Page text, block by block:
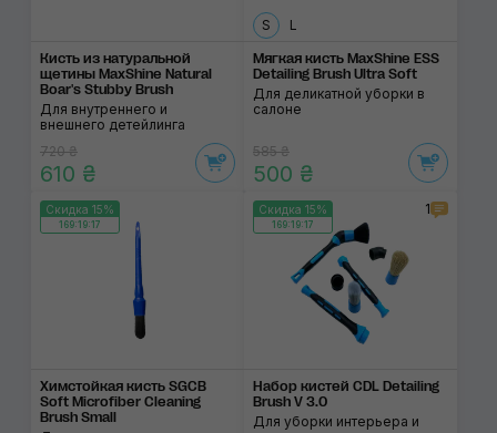
Кисть из натуральной
щетины MaxShine Natural
Boar's Stubby Brush
Для внутреннего и
внешнего детейлинга
720 ₴
610 ₴
S L
Мягкая кисть MaxShine ESS
Detailing Brush Ultra Soft
Для деликатной уборки в
салоне
585 ₴
500 ₴
Скидка 15%
169:19:17
Химстойкая кисть SGCB
Soft Microfiber Cleaning
Brush Small
Скидка 15%
169:19:17
1
Набор кистей CDL Detailing
Brush V 3.0
Для уборки интерьера и